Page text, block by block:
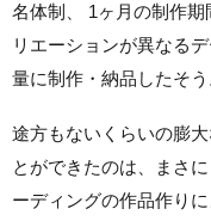
名体制、 1ヶ月の制作
リエーションが異なる
量に制作・納品したそう
途方もないくらいの膨
とができたのは、まさ
ーディングの作品作り